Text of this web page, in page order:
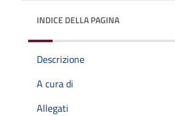
INDICE DELLA PAGINA
Descrizione
A cura di
Allegati